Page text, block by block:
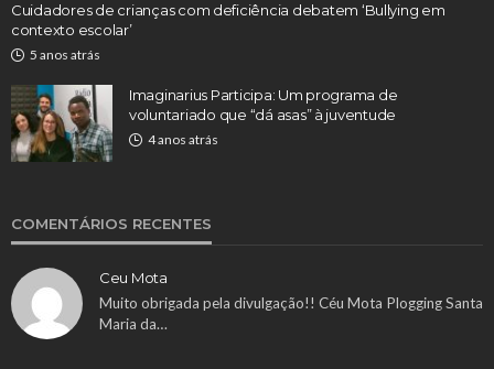
Cuidadores de crianças com deficiência debatem ‘Bullying em
contexto escolar’
5 anos atrás
Imaginarius Participa: Um programa de
voluntariado que “dá asas” à juventude
4 anos atrás
COMENTÁRIOS RECENTES
Ceu Mota
Muito obrigada pela divulgação!! Céu Mota Plogging Santa
Maria da…